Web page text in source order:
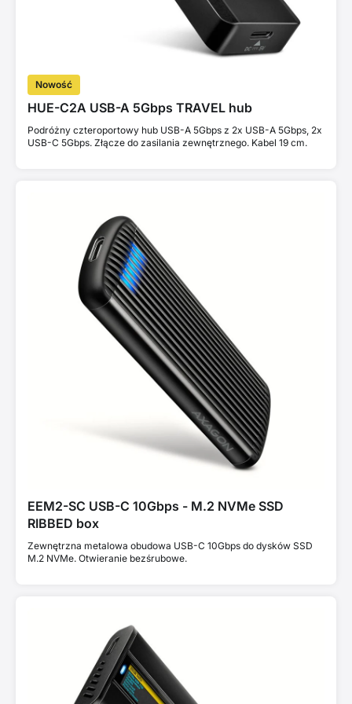
Nowość
HUE-C2A USB-A 5Gbps TRAVEL hub
Podróżny czteroportowy hub USB-A 5Gbps z 2x USB-A 5Gbps, 2x
USB-C 5Gbps. Złącze do zasilania zewnętrznego. Kabel 19 cm.
EEM2-SC USB-C 10Gbps - M.2 NVMe SSD
RIBBED box
Zewnętrzna metalowa obudowa USB-C 10Gbps do dysków SSD
M.2 NVMe. Otwieranie bezśrubowe.